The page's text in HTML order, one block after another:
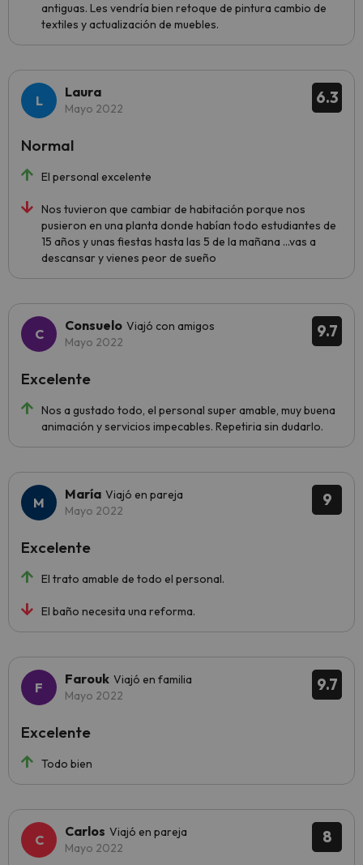
antiguas. Les vendría bien retoque de pintura cambio de
textiles y actualización de muebles.
6.3
Laura
Mayo 2022
El personal excelente
Nos tuvieron que cambiar de habitación porque nos
pusieron en una planta donde habían todo estudiantes de
15 años y unas fiestas hasta las 5 de la mañana ...vas a
descansar y vienes peor de sueño
Normal
9.7
Consuelo Viajó con amigos
Mayo 2022
Nos a gustado todo, el personal super amable, muy buena
animación y servicios impecables. Repetiria sin dudarlo.
Excelente
9
María Viajó en pareja
Mayo 2022
El trato amable de todo el personal.
El baño necesita una reforma.
Excelente
9.7
Farouk Viajó en familia
Mayo 2022
Todo bien
Excelente
8
Carlos Viajó en pareja
Mayo 2022